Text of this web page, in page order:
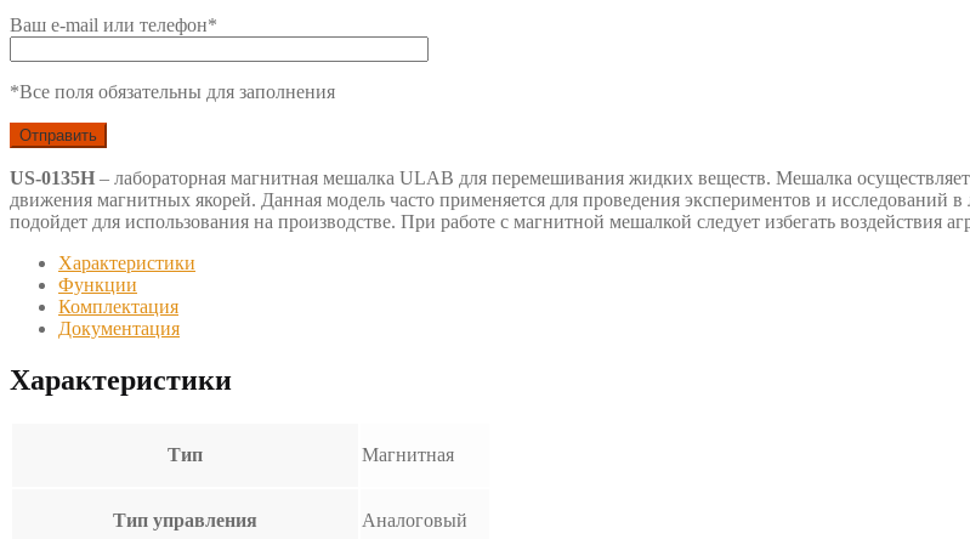
Ваш e-mail или телефон*
*Все поля обязательны для заполнения
US-0135H – лабораторная магнитная мешалка ULAB для перемешивания жидких веществ. Мешалка
движения магнитных якорей. Данная модель часто применяется для проведения экспериментов и
подойдет для использования на производстве. При работе с магнитной мешалкой следует избегать воздействия
Характеристики
Функции
Комплектация
Документация
Характеристики
Тип Магнитная
Тип управления Аналоговый